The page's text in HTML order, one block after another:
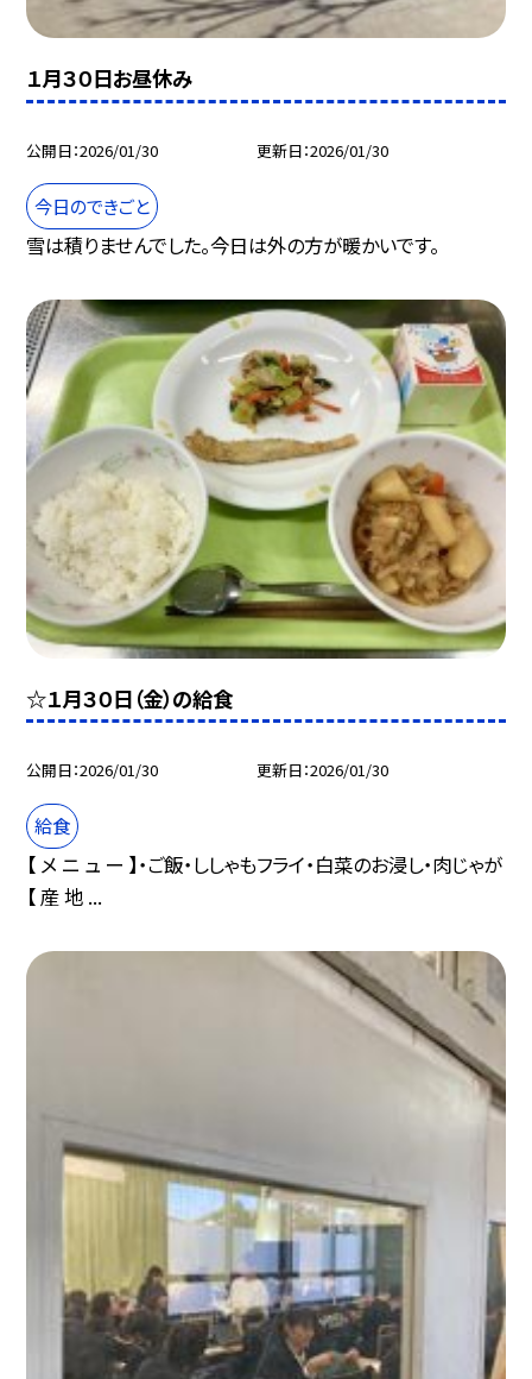
１月３０日お昼休み
公開日 2026/01/30 更新日 2026/01/30
今日のできごと
雪は積りませんでした。今日は外の方が暖かいです。
☆１月３０日（金）の給食
公開日 2026/01/30 更新日 2026/01/30
給食
【 メ ニ ュ ー 】・ご飯・ししゃもフライ・白菜のお浸し・肉じゃが
【 産 地 ...